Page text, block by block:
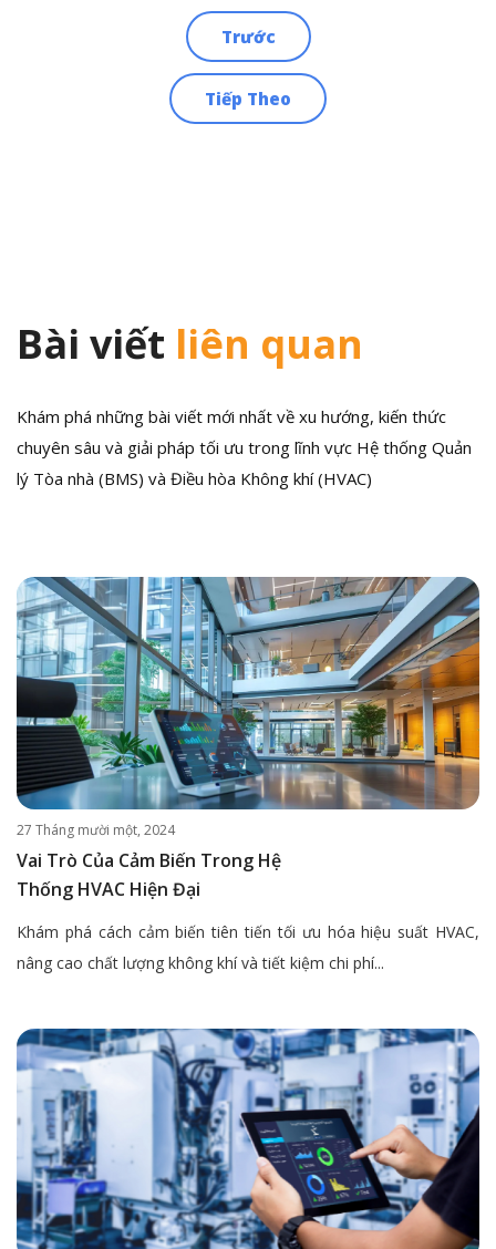
Trước
Tiếp Theo
Bài viết liên quan
Khám phá những bài viết mới nhất về xu hướng, kiến thức
chuyên sâu và giải pháp tối ưu trong lĩnh vực Hệ thống Quản
lý Tòa nhà (BMS) và Điều hòa Không khí (HVAC)
27 Tháng mười một, 2024
Vai Trò Của Cảm Biến Trong Hệ
Thống HVAC Hiện Đại
Khám phá cách cảm biến tiên tiến tối ưu hóa hiệu suất HVAC,
nâng cao chất lượng không khí và tiết kiệm chi phí...